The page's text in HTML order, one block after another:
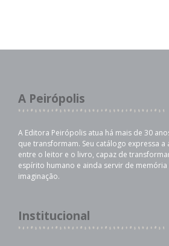
A Peirópolis
A Editora Peirópolis atua há mais de 30
que transformam. Seu catálogo expressa
entre o leitor e o livro, capaz de
espírito humano e ainda servir de memória
imaginação.
Institucional